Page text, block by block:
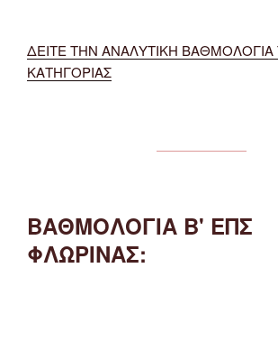
ΔΕΙΤΕ ΤΗΝ ΑΝΑΛΥΤΙΚΗ ΒΑΘΜΟΛΟΓΙΑ
ΚΑΤΗΓΟΡΙΑΣ
ΒΑΘΜΟΛΟΓΙΑ Β' ΕΠΣ
ΦΛΩΡΙΝΑΣ: